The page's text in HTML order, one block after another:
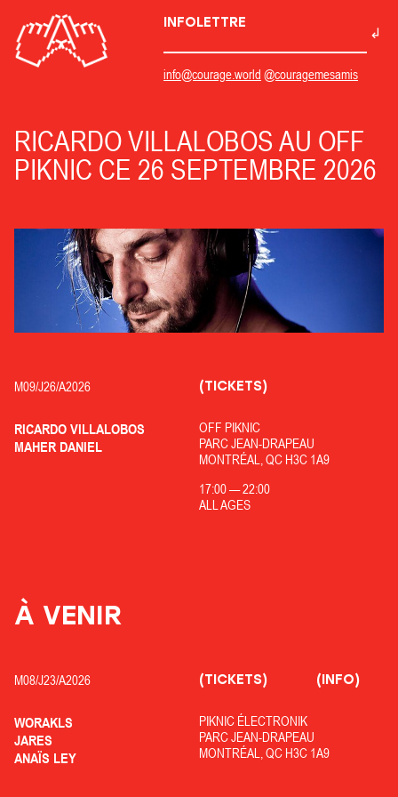
INFOLETTRE
info@courage.world @couragemesamis
RICARDO VILLALOBOS AU OFF
PIKNIC CE 26 SEPTEMBRE 2026
M09/J26/A2026
RICARDO VILLALOBOS
MAHER DANIEL
OFF PIKNIC
PARC JEAN-DRAPEAU
MONTRÉAL, QC H3C 1A9
17:00—22:00
ALL AGES
(TICKETS)
À VENIR
M08/J23/A2026
WORAKLS
JARES
ANAÏS LEY
PIKNIC ÉLECTRONIK
PARC JEAN-DRAPEAU
MONTRÉAL, QC H3C 1A9
(TICKETS) (INFO)